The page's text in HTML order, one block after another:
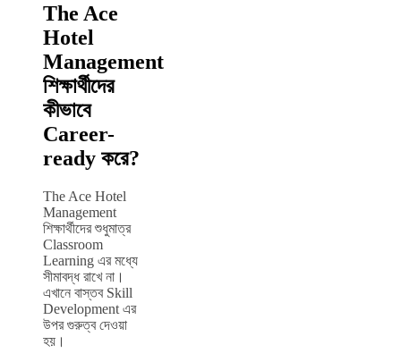
The Ace
Hotel
Management
শিক্ষার্থীদের
কীভাবে
Career-
ready করে?
The Ace Hotel
Management
শিক্ষার্থীদের শুধুমাত্র
Classroom
Learning এর মধ্যে
সীমাবদ্ধ রাখে না।
এখানে বাস্তব Skill
Development এর
উপর গুরুত্ব দেওয়া
হয়।